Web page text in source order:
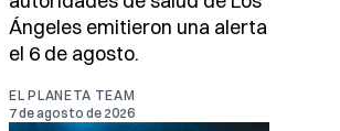
Ángeles emitieron una alerta
el 6 de agosto.
EL PLANETA TEAM
7 de agosto de 2026